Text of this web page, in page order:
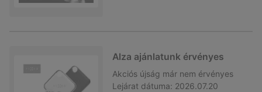
Alza ajánlatunk érvényes
Akciós újság már nem érvényes
Lejárat dátuma: 2026.07.20